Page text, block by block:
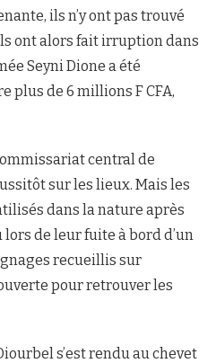
ils n’y ont pas trouvé
ont alors fait irruption dans
Seyni Dione a été
plus de 6 millions F CFA,
central de
sur les lieux. Mais les
dans la nature après
de leur fuite à bord d’un
recueillis sur
pour retrouver les
s’est rendu au chevet